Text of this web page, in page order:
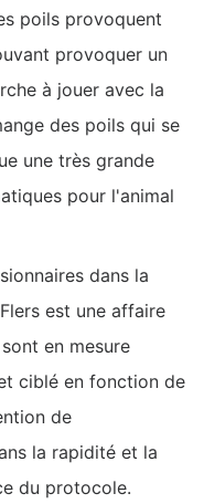
poils provoquent
provoquer un
à jouer avec la
des poils qui se
une très grande
pour l'animal
dans la
est une affaire
en mesure
ciblé en fonction de
de
la rapidité et la
du protocole.